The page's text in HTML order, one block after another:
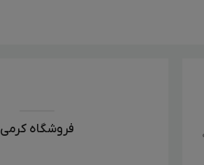
فروشگاه کرمی